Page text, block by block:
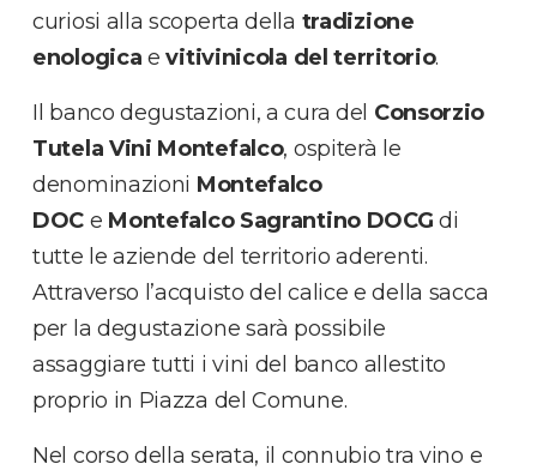
curiosi alla scoperta della tradizione
enologica e vitivinicola del territorio.
Il banco degustazioni, a cura del Consorzio
Tutela Vini Montefalco, ospiterà le
denominazioni Montefalco
DOC e Montefalco Sagrantino DOCG di
tutte le aziende del territorio aderenti.
Attraverso l’acquisto del calice e della sacca
per la degustazione sarà possibile
assaggiare tutti i vini del banco allestito
proprio in Piazza del Comune.
Nel corso della serata, il connubio tra vino e